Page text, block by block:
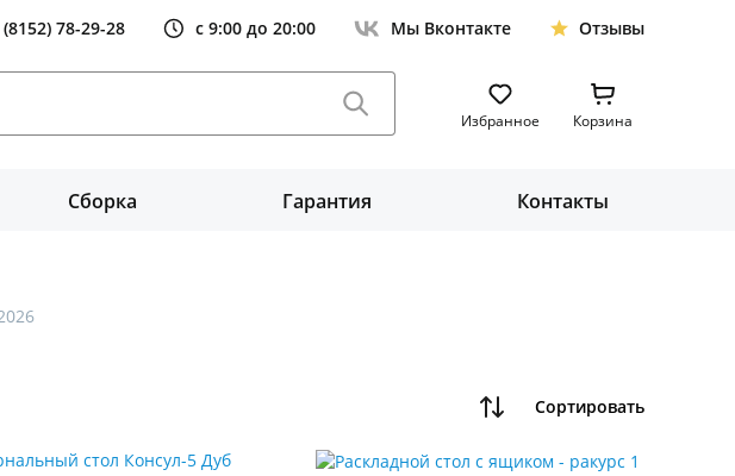
78-29-28 с 9:00 до 20:00 Мы Вконтакте Отзывы
Избранное Корзина
Сборка Гарантия Контакты
Сортировать